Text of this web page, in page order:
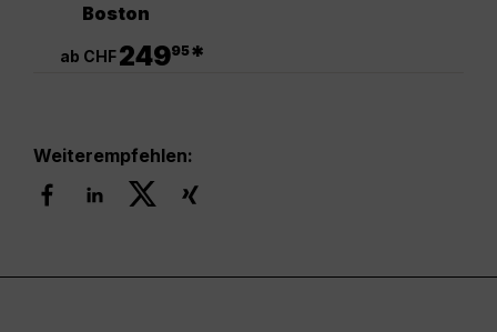
Boston
ab CHF24995*
Weiterempfehlen: